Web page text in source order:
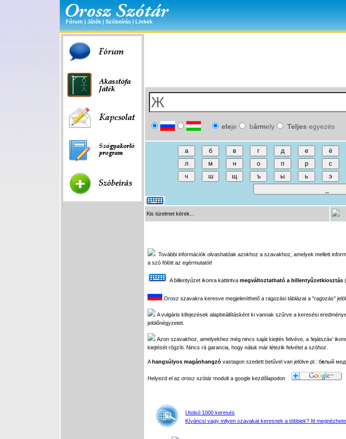
Fórum | Játék | Szóbeírás | Linkek
eleje bármely Teljes egyezés
Kis türelmet kérek...
További információk olvashatóak azokhoz a szavakhoz, amelyek mellett
a szó fölött az egérmutatót!
A billentyűzet ikonra kattintva megváltoztatható a billentyűzetkiosztás
Orosz szavakra keresve megjeleníthető a ragozási táblázat a "ragozás"
A vulgáris kifejezések alapbeállításként ki vannak szűrve a keresési
jelölőnégyzetet.
Azon szavakhoz, amelyekhez még nincs saját kiejtés felvéve, a 'lejátszás'
kiejtését rögzíti. Nincs rá garancia, hogy náluk már létezik felvétel a szóhoz.
Ahangsúlyos magánhangzó vastagon szedett betűvel van jelölve pl.: белый
Helyezd el az orosz szótár modult a google kezdőlapodon
Utolsó 1000 keresés
Kíváncsi vagy milyen szavakat keresnek a többiek? Itt